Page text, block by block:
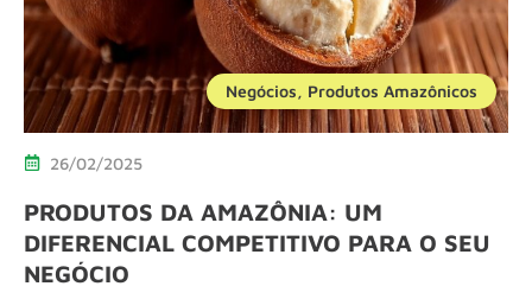
Negócios, Produtos Amazônicos
26/02/2025
PRODUTOS DA AMAZÔNIA: UM
DIFERENCIAL COMPETITIVO PARA O SEU
NEGÓCIO